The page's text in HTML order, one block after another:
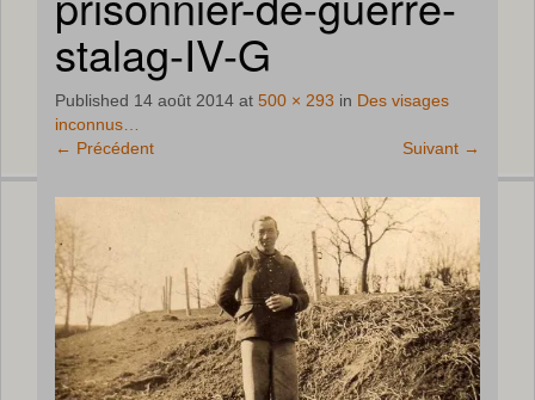
stalag-IV-G
Published 14 août 2014 at 500 × 293 in Des visages
inconnus…
← Précédent Suivant →